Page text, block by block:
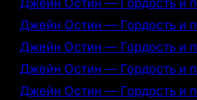
Джейн Остин — Гордость и
Джейн Остин — Гордость и
Джейн Остин — Гордость и
Джейн Остин — Гордость и
Джейн Остин — Гордость и